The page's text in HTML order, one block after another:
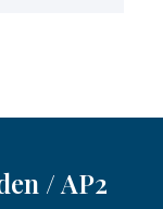
/ AP2